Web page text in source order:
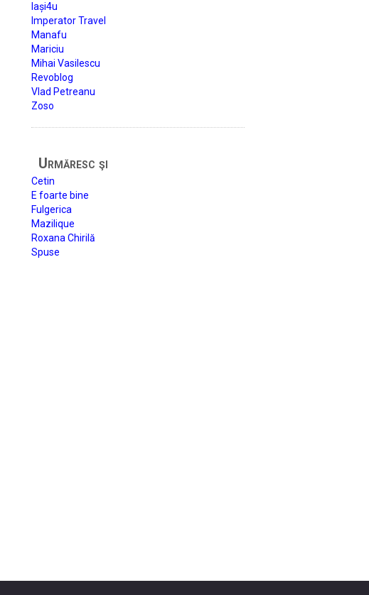
Iași4u
Imperator Travel
Manafu
Mariciu
Mihai Vasilescu
Revoblog
Vlad Petreanu
Zoso
Urmăresc şi
Cetin
E foarte bine
Fulgerica
Mazilique
Roxana Chirilă
Spuse